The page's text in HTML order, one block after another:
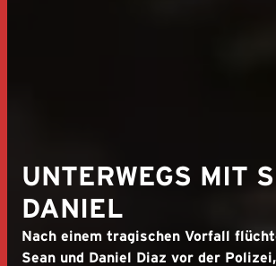
UNTERWEGS MIT
DANIEL
Nach einem tragischen Vorfall
Sean und Daniel Diaz vor der